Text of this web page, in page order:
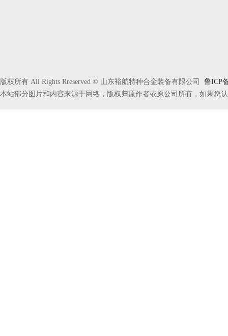
版权所有 All Rights Rreserved © 山东裕航特种合金装备有限公司 鲁ICP
本站部分图片和内容来源于网络，版权归原作者或原公司所有，如果您